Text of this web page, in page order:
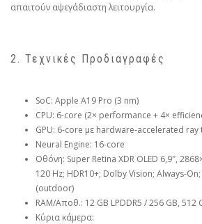
απαιτούν αψεγάδιαστη λειτουργία.
2. Τεχνικές Προδιαγραφές
SoC: Apple A19 Pro (3 nm)
CPU: 6-core (2× performance + 4×
GPU: 6-core με hardware-accelerated ray
Neural Engine: 16-core
Οθόνη: Super Retina XDR OLED 6,9″,
120 Hz; HDR10+; Dolby Vision; Always-
(outdoor)
RAM/Αποθ.: 12 GB LPDDR5 / 256 GB, 512
Κύρια κάμερα: